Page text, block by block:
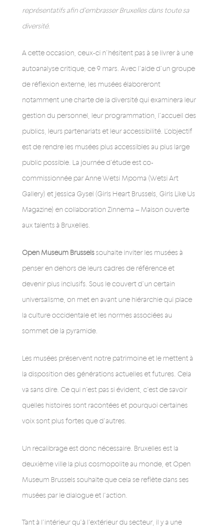
représentatifs afin d’embrasser Bruxelles dans toute sa
diversité.
A cette occasion, ceux-ci n’hésitent pas à se livrer à une
autoanalyse critique, ce 9 mars. Avec l’aide d’un groupe
de réflexion externe, les musées élaboreront
notamment une charte de la diversité qui examinera leur
gestion du personnel, leur programmation, l’accueil des
publics, leurs partenariats et leur accessibilité. L’objectif
est de rendre les musées plus accessibles au plus large
public possible. La journée d’étude est co-
commissionnée par Anne Wetsi Mpoma (Wetsi Art
Gallery) et Jessica Gysel (Girls Heart Brussels, Girls Like Us
Magazine) en collaboration Zinnema – Maison ouverte
aux talents à Bruxelles.
Open Museum Brusselssouhaite inviter les musées à
penser en dehors de leurs cadres de référence et
devenir plus inclusifs. Sous le couvert d’un certain
universalisme, on met en avant une hiérarchie qui place
la culture occidentale et les normes associées au
sommet de la pyramide.
Les musées préservent notre patrimoine et le mettent à
la disposition des générations actuelles et futures. Cela
va sans dire. Ce qui n’est pas si évident, c’est de savoir
quelles histoires sont racontées et pourquoi certaines
voix sont plus fortes que d’autres.
Un recalibrage est donc nécessaire. Bruxelles est la
deuxième ville la plus cosmopolite au monde, et Open
Museum Brussels souhaite que cela se reflète dans ses
musées par le dialogue et l’action.
Tant à l’intérieur qu’à l’extérieur du secteur, il y a une